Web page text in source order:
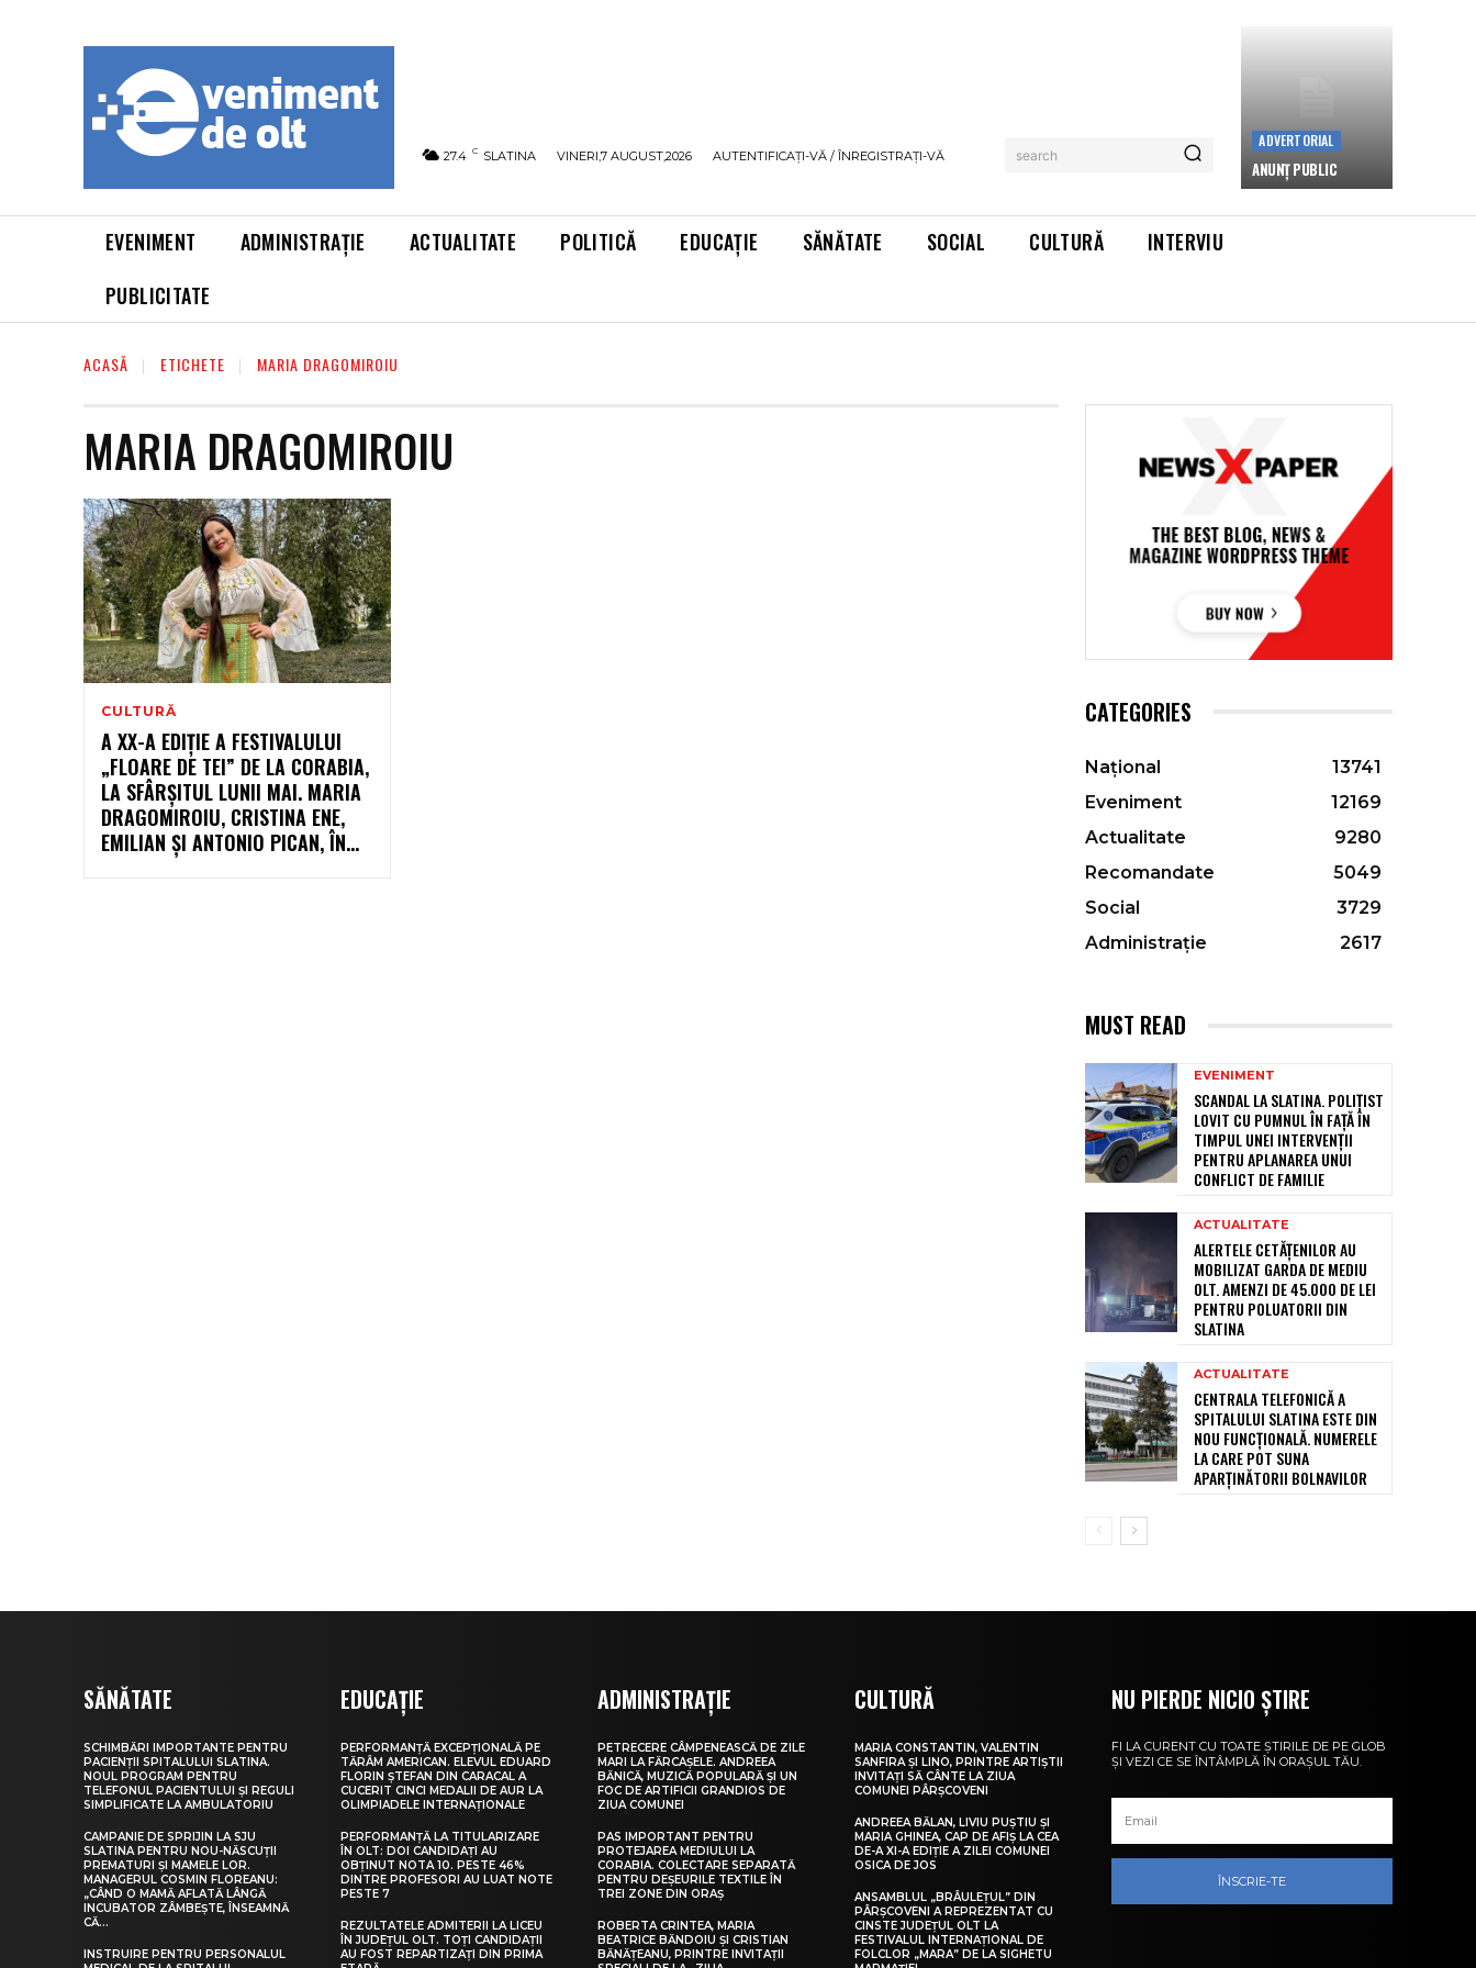
27.4 C SLATINA VINERI,7 AUGUST,2026 AUTENTIFICAȚI-VĂ / ÎNREGISTRAȚI-VĂ search
ADVERTORIAL
ANUNȚ PUBLIC
EVENIMENT ADMINISTRAȚIE ACTUALITATE POLITICĂ EDUCAȚIE SĂNĂTATE SOCIAL CULTURĂ
INTERVIU
PUBLICITATE
ACASĂ ETICHETE MARIA DRAGOMIROIU
MARIA DRAGOMIROIU
CULTURĂ
A XX-A EDIȚIE A FESTIVALULUI
„FLOARE DE TEI” DE LA CORABIA,
LA SFÂRȘITUL LUNII MAI. MARIA
DRAGOMIROIU, CRISTINA ENE,
EMILIAN ȘI ANTONIO PICAN, ÎN...
CATEGORIES
Național
13741
Eveniment
12169
Actualitate
9280
Recomandate
5049
Social
3729
Administrație
2617
MUST READ
EVENIMENT
SCANDAL LA SLATINA. POLIȚIST
LOVIT CU PUMNUL ÎN FAȚĂ ÎN
TIMPUL UNEI INTERVENȚII
PENTRU APLANAREA UNUI
CONFLICT DE FAMILIE
ACTUALITATE
ALERTELE CETĂȚENILOR AU
MOBILIZAT GARDA DE MEDIU
OLT. AMENZI DE 45.000 DE LEI
PENTRU POLUATORII DIN
SLATINA
ACTUALITATE
CENTRALA TELEFONICĂ A
SPITALULUI SLATINA ESTE DIN
NOU FUNCȚIONALĂ. NUMERELE
LA CARE POT SUNA
APARȚINĂTORII BOLNAVILOR
SĂNĂTATE
SCHIMBĂRI IMPORTANTE PENTRU
PACIENȚII SPITALULUI SLATINA.
NOUL PROGRAM PENTRU
TELEFONUL PACIENTULUI ȘI REGULI
SIMPLIFICATE LA AMBULATORIU
CAMPANIE DE SPRIJIN LA SJU
SLATINA PENTRU NOU-NĂSCUȚII
PREMATURI ȘI MAMELE LOR.
MANAGERUL COSMIN FLOREANU:
„CÂND O MAMĂ AFLATĂ LÂNGĂ
INCUBATOR ZÂMBEȘTE, ÎNSEAMNĂ
CĂ...
INSTRUIRE PENTRU PERSONALUL
EDUCAȚIE
PERFORMANȚĂ EXCEPȚIONALĂ PE
TĂRÂM AMERICAN. ELEVUL EDUARD
FLORIN ȘTEFAN DIN CARACAL A
CUCERIT CINCI MEDALII DE AUR LA
OLIMPIADELE INTERNAȚIONALE
PERFORMANȚĂ LA TITULARIZARE
ÎN OLT: DOI CANDIDAȚI AU
OBȚINUT NOTA 10. PESTE 46%
DINTRE PROFESORI AU LUAT NOTE
PESTE 7
REZULTATELE ADMITERII LA LICEU
ÎN JUDEȚUL OLT. TOȚI CANDIDAȚII
AU FOST REPARTIZAȚI DIN PRIMA
ADMINISTRAȚIE
PETRECERE CÂMPENEASCĂ DE ZILE
MARI LA FĂRCAȘELE. ANDREEA
BĂNICĂ, MUZICĂ POPULARĂ ȘI UN
FOC DE ARTIFICII GRANDIOS DE
ZIUA COMUNEI
PAS IMPORTANT PENTRU
PROTEJAREA MEDIULUI LA
CORABIA. COLECTARE SEPARATĂ
PENTRU DEȘEURILE TEXTILE ÎN
TREI ZONE DIN ORAȘ
ROBERTA CRINTEA, MARIA
BEATRICE BĂNDOIU ȘI CRISTIAN
BĂNĂȚEANU, PRINTRE INVITAȚII
CULTURĂ
MARIA CONSTANTIN, VALENTIN
SANFIRA ȘI LINO, PRINTRE ARTIȘTII
INVITAȚI SĂ CÂNTE LA ZIUA
COMUNEI PÂRȘCOVENI
ANDREEA BĂLAN, LIVIU PUȘTIU ȘI
MARIA GHINEA, CAP DE AFIȘ LA CEA
DE-A XI-A EDIȚIE A ZILEI COMUNEI
OSICA DE JOS
ANSAMBLUL „BRÂULEȚUL” DIN
PÂRȘCOVENI A REPREZENTAT CU
CINSTE JUDEȚUL OLT LA
FESTIVALUL INTERNAȚIONAL DE
FOLCLOR „MARA” DE LA SIGHETU
NU PIERDE NICIO ȘTIRE
FI LA CURENT CU TOATE ȘTIRILE DE PE GLOB
ȘI VEZI CE SE ÎNTÂMPLĂ ÎN ORAȘUL TĂU.
ÎNSCRIE-TE